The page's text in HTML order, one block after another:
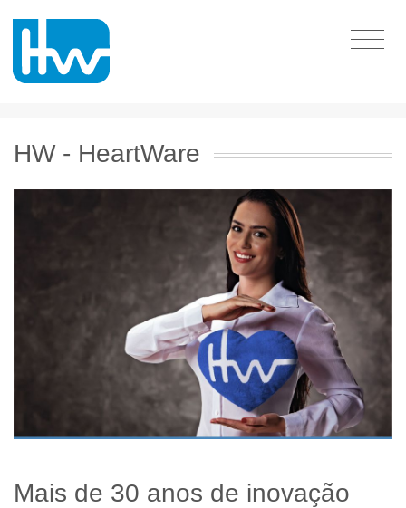
HW - HeartWare
Mais de 30 anos de inovação